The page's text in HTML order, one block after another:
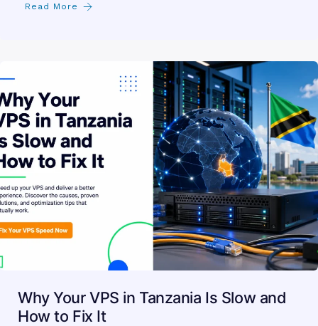
Read More
Why Your VPS in Tanzania Is Slow and
How to Fix It